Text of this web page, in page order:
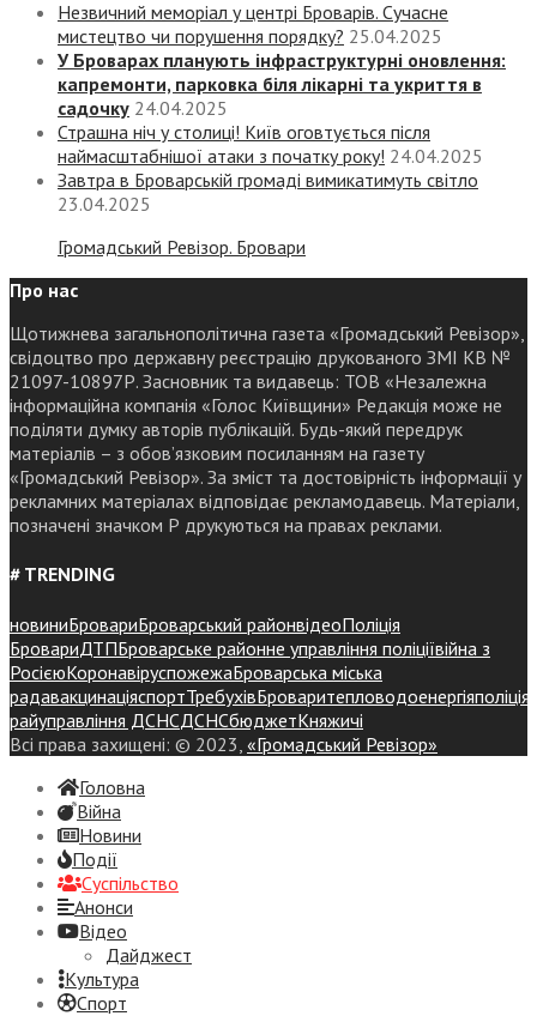
Незвичний меморіал у центрі Броварів. Сучасне
мистецтво чи порушення порядку? 25.04.2025
У Броварах планують інфраструктурні оновлення:
капремонти, парковка біля лікарні та укриття в
садочку 24.04.2025
Страшна ніч у столиці! Київ оговтується після
наймасштабнішої атаки з початку року! 24.04.2025
Завтра в Броварській громаді вимикатимуть світло
23.04.2025
Громадський Ревізор. Бровари
Про нас
Щотижнева загальнополітична газета «Громадський Ревізор»,
свідоцтво про державну реєстрацію друкованого ЗМІ КВ №
21097-10897Р. Засновник та видавець: ТОВ «Незалежна
інформаційна компанія «Голос Київщини» Редакція може не
поділяти думку авторів публікацій. Будь-який передрук
матеріалів – з обов’язковим посиланням на газету
«Громадський Ревізор». За зміст та достовірність інформації у
рекламних матеріалах відповідає рекламодавець. Матеріали,
позначені значком Р друкуються на правах реклами.
# TRENDING
новиниБровариБроварський районвідеоПоліція
БровариДТПБроварське районне управління поліціївійна з
РосієюКоронавіруспожежаБроварська міська
радавакцинаціяспортТребухівБроваритепловодоенергіяполіція
райуправління ДСНСДСНСбюджетКняжичі
Всі права захищені: © 2023, «Громадський Ревізор»
Головна
Війна
Новини
Події
Суспiльство
Анонси
Відео
Дайджест
Культура
Спорт